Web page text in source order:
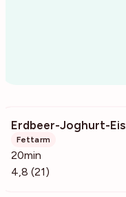
Erdbeer-Joghurt-Eis
Fettarm
20min
4,8 (21)